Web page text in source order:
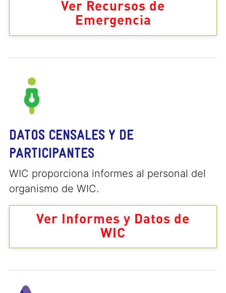
Ver Recursos de
Emergencia
DATOS CENSALES Y DE
PARTICIPANTES
WIC proporciona informes al personal del
organismo de WIC.
Ver Informes y Datos de
WIC